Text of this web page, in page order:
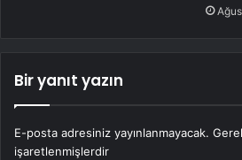
Bir yanıt yazın
E-posta adresiniz yayınlanmayacak.
işaretlenmişlerdir